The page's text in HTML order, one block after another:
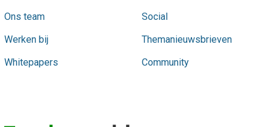
Ons team
Werken bij
Whitepapers
Social
Themanieuwsbrieven
Community